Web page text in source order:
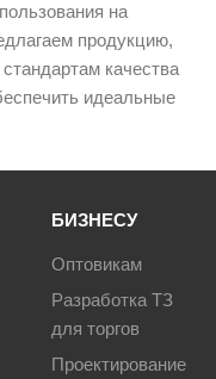
на
продукцию,
качества
идеальные
БИЗНЕСУ
Оптовикам
Разработка ТЗ
для торгов
Проектирование